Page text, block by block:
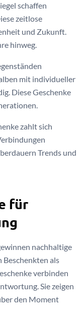
schaffen
zeitlose
und Zukunft.
hinweg.
mit individueller
Diese Geschenke
zahlt sich
Trends und
für
nachhaltige
Beschenkten als
verbinden
Sie zeigen
den Moment